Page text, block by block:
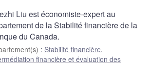
Liu est économiste-expert au
de la Stabilité financière de la
du Canada.
: Stabilité financière,
financière et évaluation des